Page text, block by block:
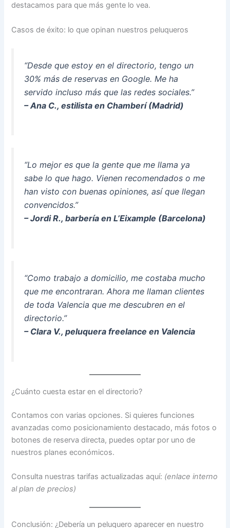
destacamos para que más gente lo vea.
Casos de éxito: lo que opinan nuestros peluqueros
“Desde que estoy en el directorio, tengo un
30% más de reservas en Google. Me ha
servido incluso más que las redes sociales.”
– Ana C., estilista en Chamberí (Madrid)
“Lo mejor es que la gente que me llama ya
sabe lo que hago. Vienen recomendados o me
han visto con buenas opiniones, así que llegan
convencidos.”
– Jordi R., barbería en L’Eixample (Barcelona)
“Como trabajo a domicilio, me costaba mucho
que me encontraran. Ahora me llaman clientes
de toda Valencia que me descubren en el
directorio.”
– Clara V., peluquera freelance en Valencia
¿Cuánto cuesta estar en el directorio?
Contamos con varias opciones. Si quieres funciones
avanzadas como posicionamiento destacado, más fotos o
botones de reserva directa, puedes optar por uno de
nuestros planes económicos.
Consulta nuestras tarifas actualizadas aquí: (enlace interno
al plan de precios)
Conclusión: ¿Debería un peluquero aparecer en nuestro